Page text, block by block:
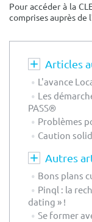
Pour accéder à la
comprises auprès de
Articles
L'avance
Les
PASS®
Problèmes
Caution
Autres
Bons plans
Pinql : la
dating » !
Se former